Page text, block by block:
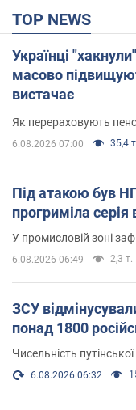
TOP NEWS
Українці
масово
вистачає
Як перераховують
6.08.2026 07:00 35,4
Під атакою був
прогриміла серія
У промисловій зоні
6.08.2026 06:49 2,3 т.
ЗСУ
понад 1800
Чисельність
6.08.2026 06:32